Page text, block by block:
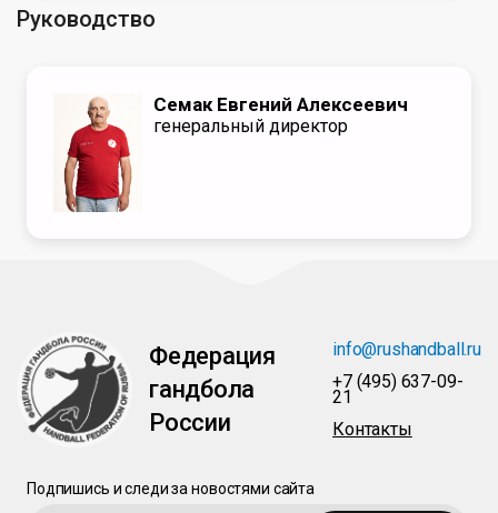
Руководство
Семак Евгений Алексеевич
генеральный директор
Федерация
гандбола
России
info@rushandball.ru
+7 (495) 637-09-
21
Контакты
Подпишись и следи за новостями сайта